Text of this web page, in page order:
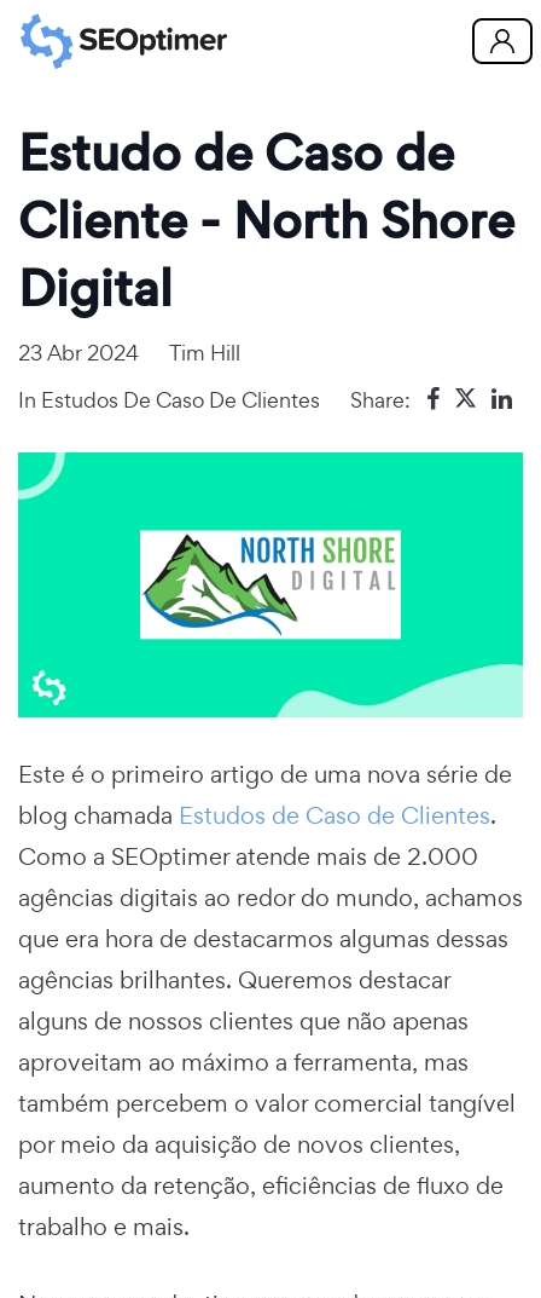
Estudo de Caso de
Cliente - North Shore
Digital
23 Abr 2024
Tim Hill
In Estudos De Caso De Clientes Share:
Este é o primeiro artigo de uma nova série de
blog chamada Estudos de Caso de Clientes.
Como a SEOptimer atende mais de 2.000
agências digitais ao redor do mundo, achamos
que era hora de destacarmos algumas dessas
agências brilhantes. Queremos destacar
alguns de nossos clientes que não apenas
aproveitam ao máximo a ferramenta, mas
também percebem o valor comercial tangível
por meio da aquisição de novos clientes,
aumento da retenção, eficiências de fluxo de
trabalho e mais.